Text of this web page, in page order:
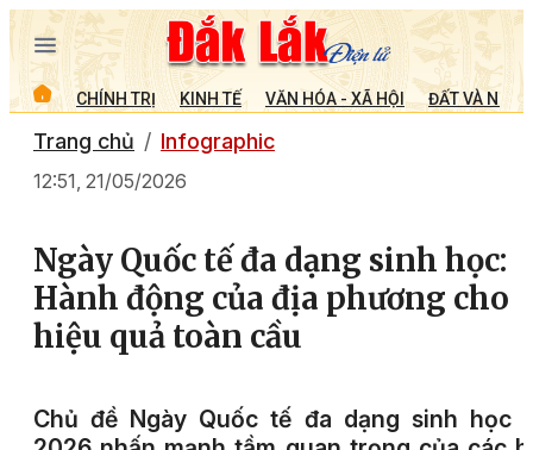
CHÍNH TRỊ KINH TẾ VĂN HÓA - XÃ HỘI ĐẤT VÀ
Trang chủ Infographic
12:51, 21/05/2026
Ngày Quốc tế đa dạng sinh học:
Hành động của địa phương cho
hiệu quả toàn cầu
Chủ đề Ngày Quốc tế đa dạng sinh học